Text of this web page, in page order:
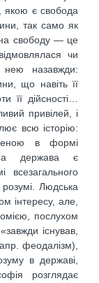
якою є свобода
так само як
на свободу — це
чи
нею назавжди:
що навіть її
її дійсності…
привілей, і
всю історію:
в формі
держава є
Людська
інтересу, але,
послухом
існував,
феодалізм),
в державі,
розглядає